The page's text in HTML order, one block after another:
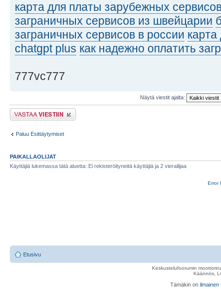
карта для платы зарубежных
заграничных сервисов из швейцарии
заграничных сервисов в россии
chatgpt plus как надежно оплатить
777vc777
Näytä viestit ajalta:
Lähetä vastaus
Paluu Esittäytymiset
PAIKALLAOLIJAT
Käyttäjiä lukemassa tätä aluetta: Ei rekisteröityneitä käyttäjiä ja 2 vierailijaa
Error
Etusivu
Keskustelufoorumin
Käännös,
Tämäkin on ilmainen